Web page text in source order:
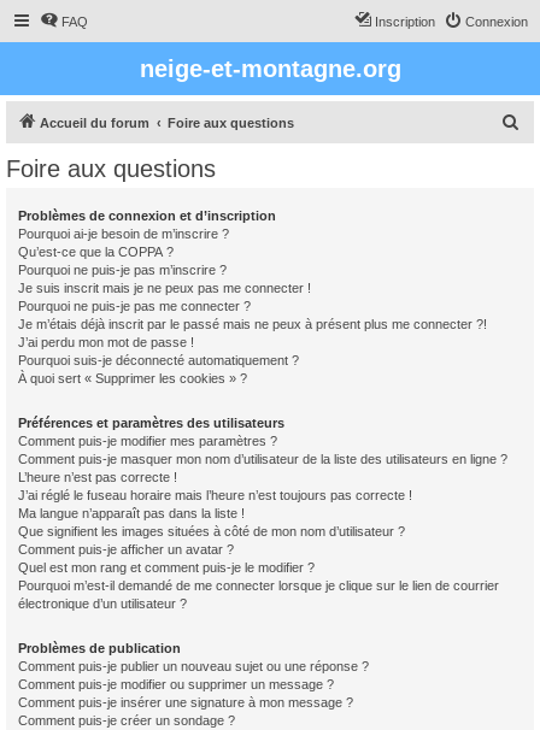
FAQ Connexion
Inscription
neige-et-montagne.org
Accueil du forum Foire aux questions
Foire aux questions
Problèmes de connexion et d’inscription
Pourquoi ai-je besoin de m’inscrire ?
Qu’est-ce que la COPPA ?
Pourquoi ne puis-je pas m’inscrire ?
Je suis inscrit mais je ne peux pas me connecter !
Pourquoi ne puis-je pas me connecter ?
Je m’étais déjà inscrit par le passé mais ne peux à présent plus me connecter ?!
J’ai perdu mon mot de passe !
Pourquoi suis-je déconnecté automatiquement ?
À quoi sert « Supprimer les cookies » ?
Préférences et paramètres des utilisateurs
Comment puis-je modifier mes paramètres ?
Comment puis-je masquer mon nom d’utilisateur de la liste des utilisateurs en ligne ?
L’heure n’est pas correcte !
J’ai réglé le fuseau horaire mais l’heure n’est toujours pas correcte !
Ma langue n’apparaît pas dans la liste !
Que signifient les images situées à côté de mon nom d’utilisateur ?
Comment puis-je afficher un avatar ?
Quel est mon rang et comment puis-je le modifier ?
Pourquoi m’est-il demandé de me connecter lorsque je clique sur le lien de courrier
électronique d’un utilisateur ?
Problèmes de publication
Comment puis-je publier un nouveau sujet ou une réponse ?
Comment puis-je modifier ou supprimer un message ?
Comment puis-je insérer une signature à mon message ?
Comment puis-je créer un sondage ?